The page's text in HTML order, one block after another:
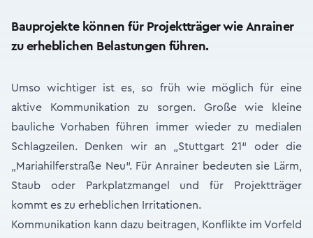
Bauprojekte können für Projektträger wie Anrainer
zu erheblichen Belastungen führen.
Umso wichtiger ist es, so früh wie möglich für eine
aktive Kommunikation zu sorgen. Große wie kleine
bauliche Vorhaben führen immer wieder zu medialen
Schlagzeilen. Denken wir an „Stuttgart 21“ oder die
„Mariahilferstraße Neu“. Für Anrainer bedeuten sie Lärm,
Staub oder Parkplatzmangel und für Projektträger
kommt es zu erheblichen Irritationen.
Kommunikation kann dazu beitragen, Konflikte im Vorfeld